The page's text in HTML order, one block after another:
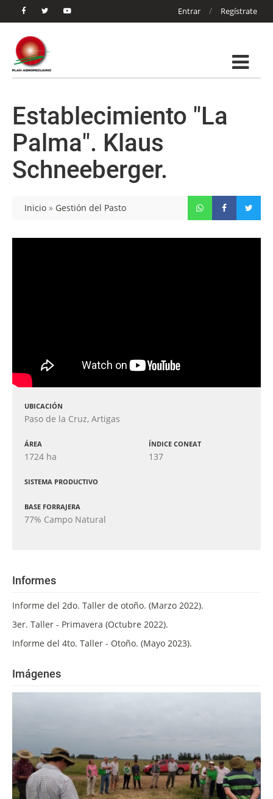
Entrar / Regístrate
Establecimiento "La
Palma". Klaus
Schneeberger.
Inicio » Gestión del Pasto
UBICACIÓN
Paso de la Cruz, Artigas
ÁREA
1724 ha
ÍNDICE CONEAT
137
SISTEMA PRODUCTIVO
BASE FORRAJERA
77% Campo Natural
Informes
Informe del 2do. Taller de otoño. (Marzo 2022).
3er. Taller - Primavera (Octubre 2022).
Informe del 4to. Taller - Otoño. (Mayo 2023).
Imágenes